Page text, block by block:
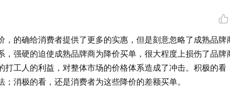
、
目，欢迎打赏支持，或把我们的节目推荐给朋友
常容易陷入“捷径陷阱”——包括但不限于价格战垄断，广告营
后割韭菜，复杂的优惠券体系（心理学的价格锚点）。但是！
双赢的商家，价格每次差几块钱，可能一个月就是1-2杯奶茶钱
，的确给消费者提供了更多的实惠，但是刻意忽略了成熟品牌
，强硬的迫使成熟品牌商为降价买单，很大程度上损伤了品牌
打工人的利益，对整体市场的价格体系造成了冲击。积极的看
；消极的看，还是消费者为这些降价的差额买单。